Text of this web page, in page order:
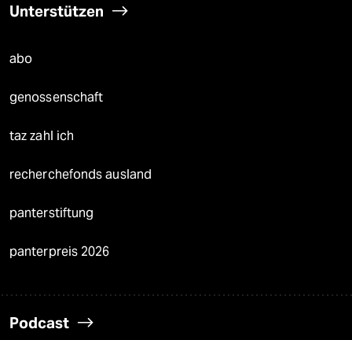
Unterstützen
abo
genossenschaft
taz zahl ich
recherchefonds ausland
panterstiftung
panterpreis 2026
Podcast